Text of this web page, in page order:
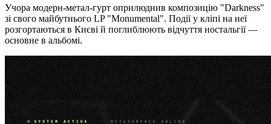
Учора модерн-метал-гурт оприлюднив композицію "Darkness"
зі свого майбутнього LP "Monumental". Події у кліпі на неї
розгортаються в Києві й поглиблюють відчуття ностальгії —
основне в альбомі.